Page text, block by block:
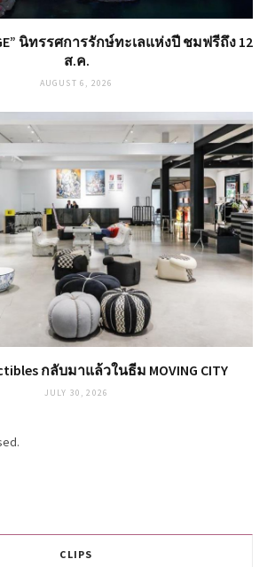
นิทรรศการรักษ์ทะเลแห่งปี ชมฟรีถึง 12
ส.ค.
AUGUST 6, 2026
กลับมาแล้วในธีม MOVING CITY
JULY 30, 2026
CLIPS